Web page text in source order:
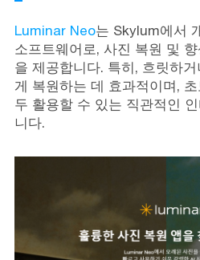
Luminar Neo는 Skylum에서
소프트웨어로, 사진 복원 및
을 제공합니다. 특히, 흐릿하
게 복원하는 데 효과적이며,
두 활용할 수 있는 직관적인
니다.